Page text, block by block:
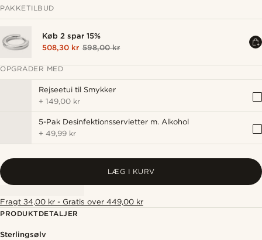
PAKKETILBUD
Køb 2 spar 15%
508,30 kr 598,00 kr
OPGRADER MED
Rejseetui til Smykker
+149,00 kr
5-Pak Desinfektionsservietter m. Alkohol
+49,99 kr
LÆG I KURV
Fragt 34,00 kr - Gratis over 449,00 kr
PRODUKTDETALJER
Sterlingsølv